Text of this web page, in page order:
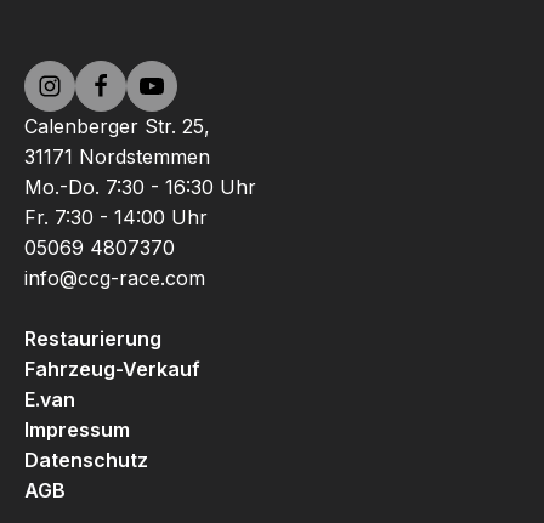
Calenberger Str. 25,
31171 Nordstemmen
Mo.-Do. 7:30 - 16:30 Uhr
Fr. 7:30 - 14:00 Uhr
05069 4807370
info@ccg-race.com
Restaurierung
Fahrzeug-Verkauf
E.van
Impressum
Datenschutz
AGB